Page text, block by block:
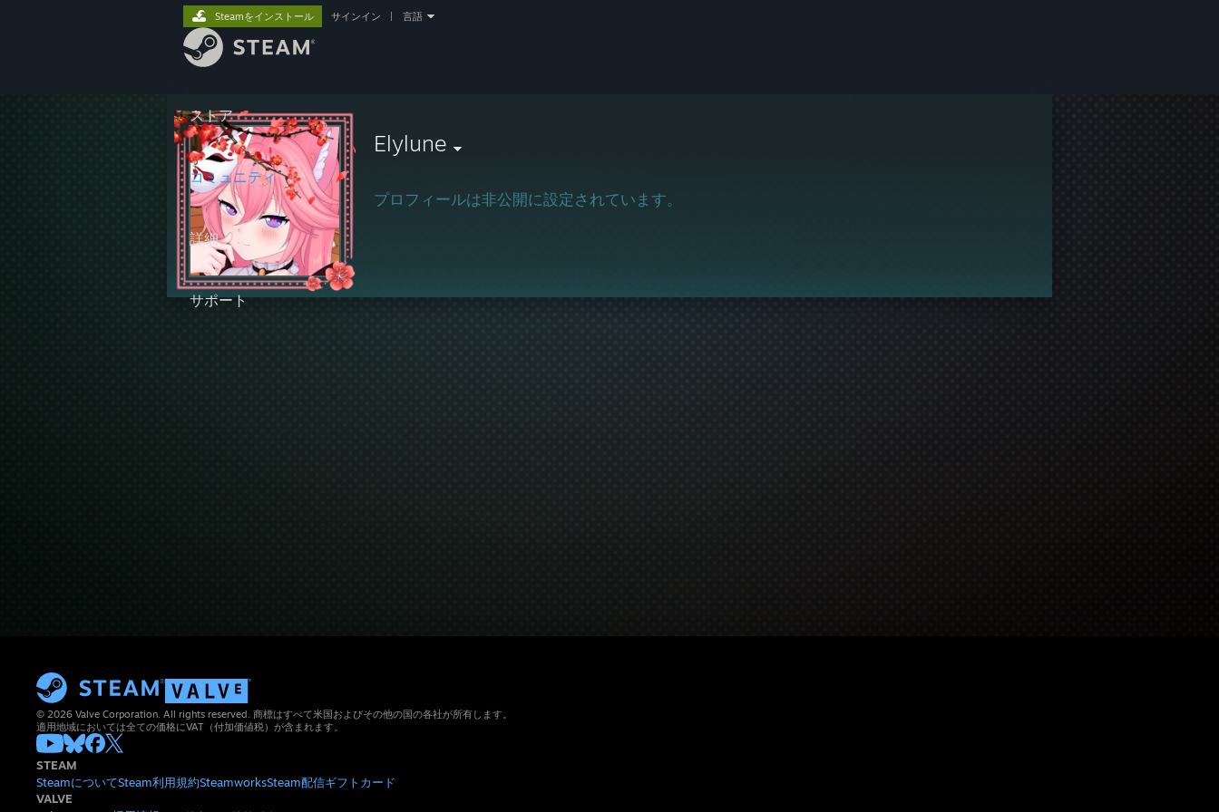
ストア
コミュニティ
詳細
サポート
Steamをインストール サインイン 言語
Elylune
プロフィールは非公開に設定されています。
© 2026 Valve Corporation. All rights reserved. 商標はすべて米国およびその他の国の各社が所有します。
適用地域においては全ての価格にVAT（付加価値税）が含まれます。
STEAM
SteamについてSteam利用規約SteamworksSteam配信ギフトカード
VALVE